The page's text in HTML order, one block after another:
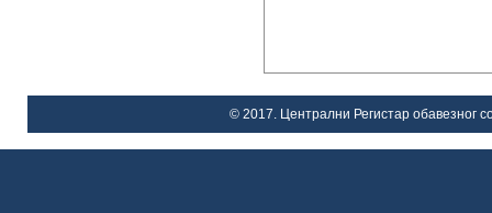
© 2017. Централни Регистар обавезног